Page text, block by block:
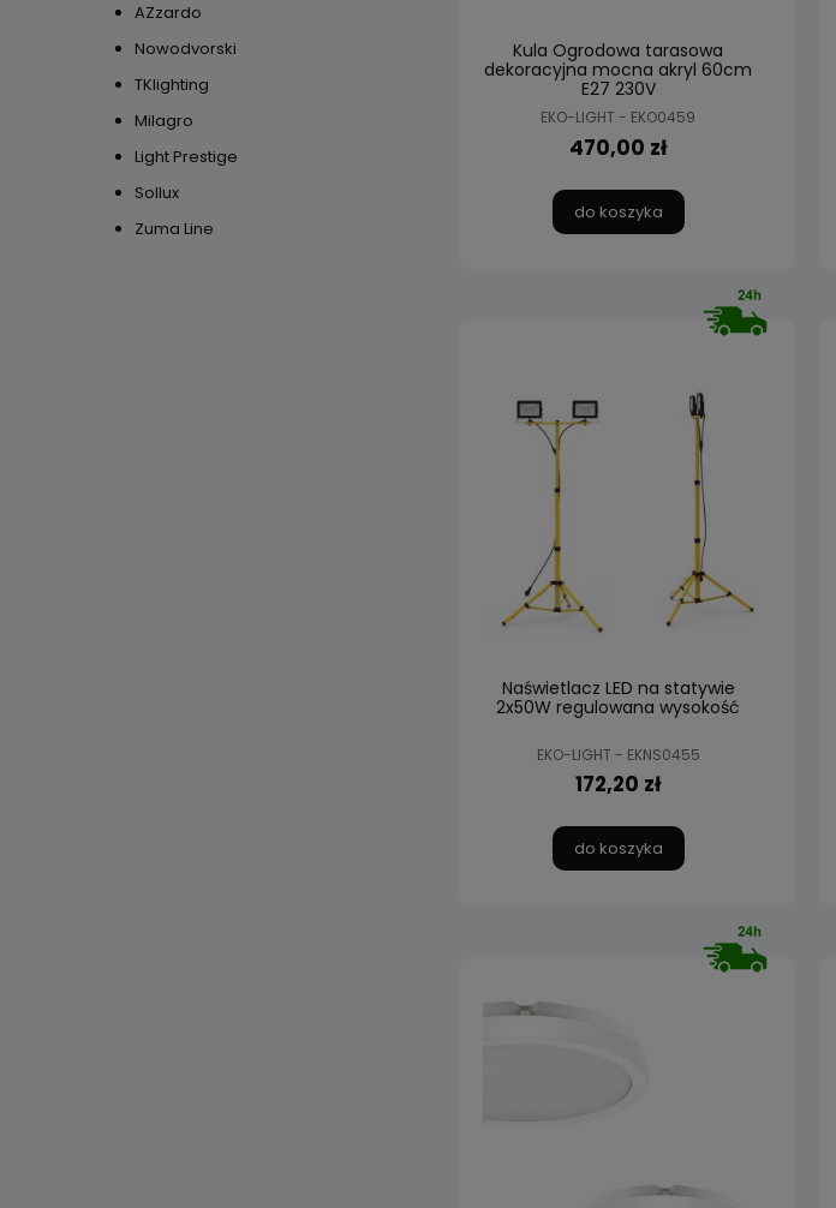
AZzardo
Nowodvorski
TKlighting
Milagro
Light Prestige
Sollux
Zuma Line
Kula Ogrodowa tarasowa
dekoracyjna mocna akryl 60cm
E27 230V
EKO-LIGHT - EKO0459
470,00 zł
do koszyka
Naświetlacz LED na statywie
2x50W regulowana wysokość
EKO-LIGHT - EKNS0455
172,20 zł
do koszyka